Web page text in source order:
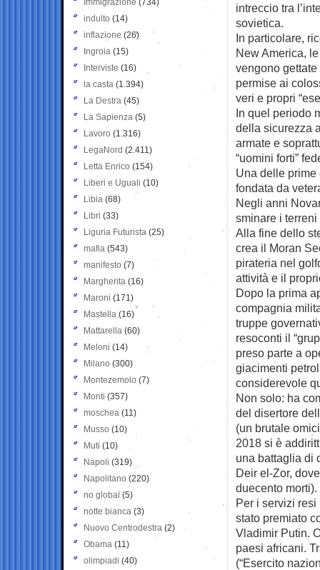
intreccio tra
sovietica.
In particolare,
New America,
vengono
permise ai
veri e propri
In quel periodo
della sicurezza
armate e
“uomini forti”
Una delle prime
fondata da
Negli anni
sminare i
Alla fine dello
crea il Moran
pirateria nel
attività e il
Dopo la prima
compagnia
truppe
resoconti il
preso parte a
giacimenti
considerevole
Non solo: ha
del disertore
(un brutale
2018 si è
una battaglia di
Deir el-Zor,
duecento morti).
Per i servizi
stato premiato
Vladimir Putin.
paesi africani.
(“Esercito
Immigrazione (734)
indulto (14)
inflazione (26)
Ingroia (15)
Interviste (16)
la casta (1.394)
La Destra (45)
La Sapienza (5)
Lavoro (1.316)
LegaNord (2.411)
Letta Enrico (154)
Liberi e Uguali (10)
Libia (68)
Libri (33)
Liguria Futurista (25)
mafia (543)
manifesto (7)
Margherita (16)
Maroni (171)
Mastella (16)
Mattarella (60)
Meloni (14)
Milano (300)
Montezemolo (7)
Monti (357)
moschea (11)
Musso (10)
Muti (10)
Napoli (319)
Napolitano (220)
no global (5)
notte bianca (3)
Nuovo Centrodestra (2)
Obama (11)
olimpiadi (40)